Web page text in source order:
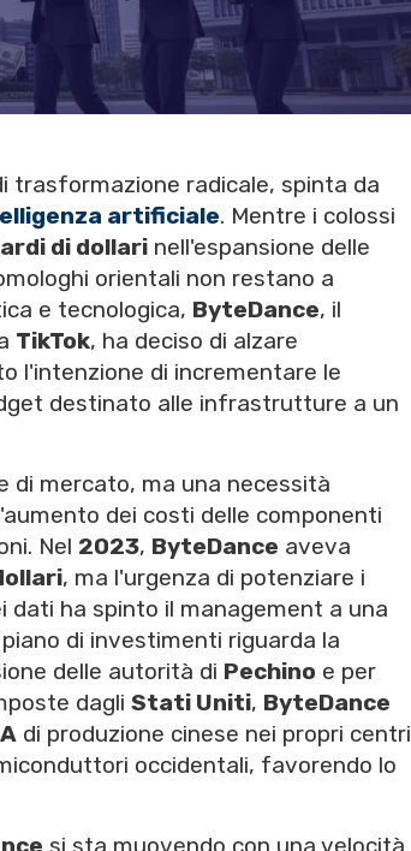
trasformazione radicale, spinta da
artificiale. Mentre i colossi
di dollari nell'espansione delle
orientali non restano a
e tecnologica, ByteDance, il
TikTok, ha deciso di alzare
l'intenzione di incrementare le
destinato alle infrastrutture a un
di mercato, ma una necessità
dei costi delle componenti
Nel 2023, ByteDance aveva
, ma l'urgenza di potenziare i
dati ha spinto il management a una
di investimenti riguarda la
delle autorità di Pechino e per
dagli Stati Uniti, ByteDance
di produzione cinese nei propri centri
occidentali, favorendo lo